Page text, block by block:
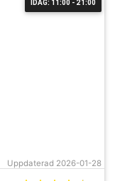
IDAG: 11:00 - 21:00
Uppdaterad 2026-01-28